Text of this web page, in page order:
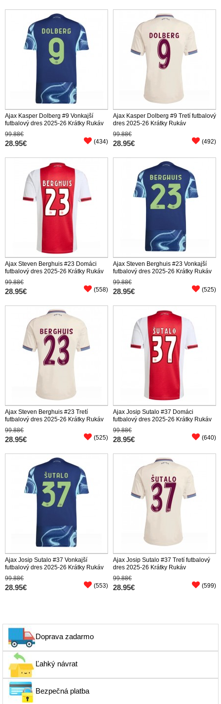
Ajax Kasper Dolberg #9 Vonkajší
futbalový dres 2025-26 Krátky Rukáv
99.88€
28.95€ (434)
Ajax Kasper Dolberg #9 Tretí futbalový
dres 2025-26 Krátky Rukáv
99.88€
28.95€ (492)
Ajax Steven Berghuis #23 Domáci
futbalový dres 2025-26 Krátky Rukáv
99.88€
28.95€ (558)
Ajax Steven Berghuis #23 Vonkajší
futbalový dres 2025-26 Krátky Rukáv
99.88€
28.95€ (525)
Ajax Steven Berghuis #23 Tretí
futbalový dres 2025-26 Krátky Rukáv
99.88€
28.95€ (525)
Ajax Josip Sutalo #37 Domáci
futbalový dres 2025-26 Krátky Rukáv
99.88€
28.95€ (640)
Ajax Josip Sutalo #37 Vonkajší
futbalový dres 2025-26 Krátky Rukáv
99.88€
28.95€ (553)
Ajax Josip Sutalo #37 Tretí futbalový
dres 2025-26 Krátky Rukáv
99.88€
28.95€ (599)
Doprava zadarmo
Ľahký návrat
Bezpečná platba